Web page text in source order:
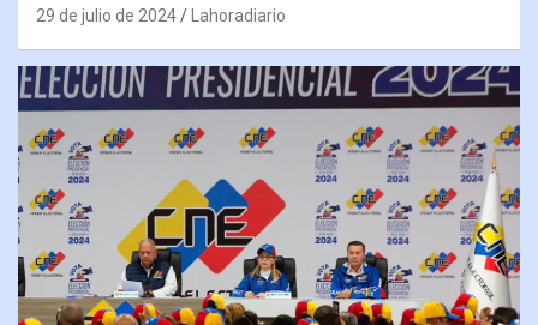
29 de julio de 2024 Lahoradiario